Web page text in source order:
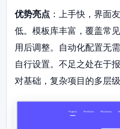
优势亮点 ：上手快，界面
低。模板库丰富，覆盖常
用后调整。自动化配置无
自行设置。不足之处在于
对基础，复杂项目的多层